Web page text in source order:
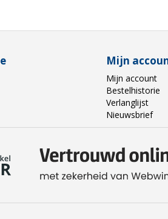
Mijn
Mijn account
Bestelhistorie
Verlanglijst
Nieuwsbrief